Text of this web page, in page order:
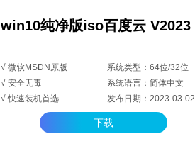
win10纯净版iso百度云 V2023
√ 微软MSDN原版
系统类型：64位/32位
√ 安全无毒
系统语言：简体中文
√ 快速装机首选
发布日期：2023-03-02
下载